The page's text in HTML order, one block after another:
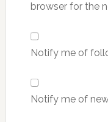
browser for the
Notify me of
Notify me of